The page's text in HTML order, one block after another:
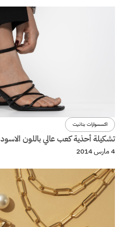
اكسسوارات بنانيت
تشكيلة أحذية كعب عالي باللون الاسود
4 مارس 2014